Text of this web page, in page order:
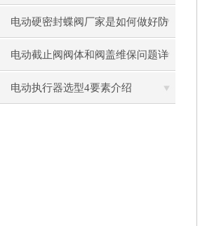
电动硬密封蝶阀厂家是如何做好防
腐的
电动截止阀阀体和阀盖维保问题详
细介绍
电动执行器选型4要素介绍